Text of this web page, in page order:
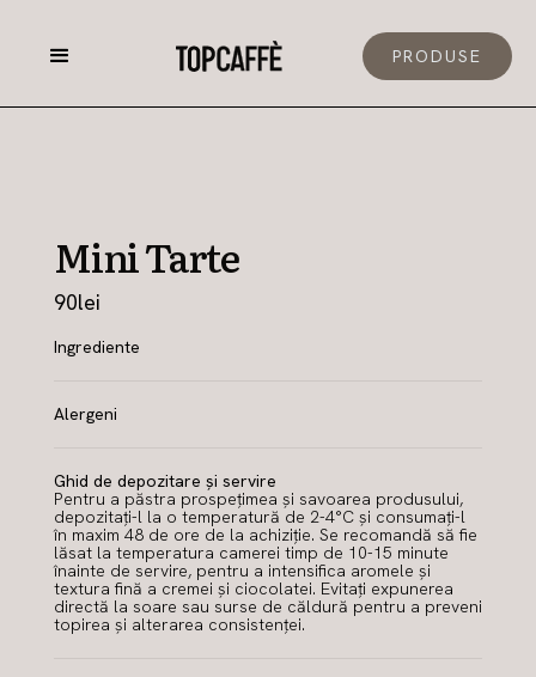
PRODUSE
Mini Tarte
90lei
Ingrediente
Alergeni
Ghid de depozitare și servire
Pentru a păstra prospețimea și savoarea produsului,
depozitați-l la o temperatură de 2-4°C și consumați-l
în maxim 48 de ore de la achiziție. Se recomandă să fie
lăsat la temperatura camerei timp de 10-15 minute
înainte de servire, pentru a intensifica aromele și
textura fină a cremei și ciocolatei. Evitați expunerea
directă la soare sau surse de căldură pentru a preveni
topirea și alterarea consistenței.